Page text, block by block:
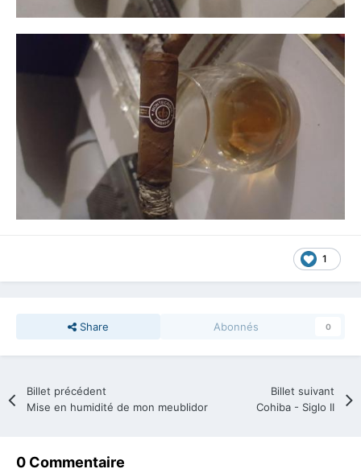
1
Share Abonnés 0
Billet précédent
Mise en humidité de mon meublidor
Billet suivant
Cohiba - Siglo II
0 Commentaire